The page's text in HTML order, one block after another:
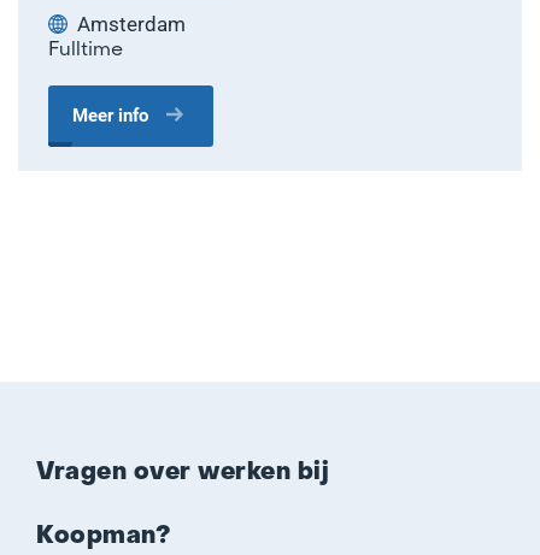
Amsterdam
Fulltime
Meer info
Vragen over werken bij
Koopman?